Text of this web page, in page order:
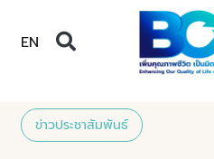
EN
ข่าวประชาสัมพันธ์